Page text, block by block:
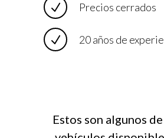
Precios cerrados
20 años de
Estos son algunos